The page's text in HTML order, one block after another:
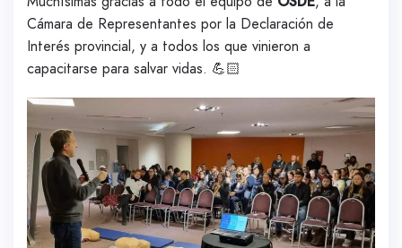
Cámara de Representantes por la Declaración de
Interés provincial, y a todos los que vinieron a
capacitarse para salvar vidas. 💪🏻